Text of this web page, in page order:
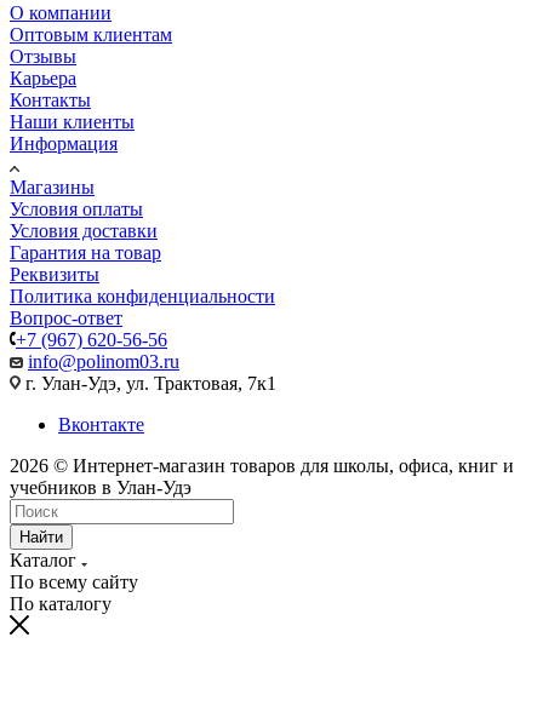
О компании
Оптовым клиентам
Отзывы
Карьера
Контакты
Наши клиенты
Информация
Магазины
Условия оплаты
Условия доставки
Гарантия на товар
Реквизиты
Политика конфиденциальности
Вопрос-ответ
+7 (967) 620-56-56
info@polinom03.ru
г. Улан-Удэ, ул. Трактовая, 7к1
Вконтакте
2026 © Интернет-магазин товаров для школы, офиса, книг и
учебников в Улан-Удэ
Найти
Каталог
По всему сайту
По каталогу